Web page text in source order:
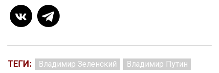
ТЕГИ: Владимир Зеленский
Владимир Путин